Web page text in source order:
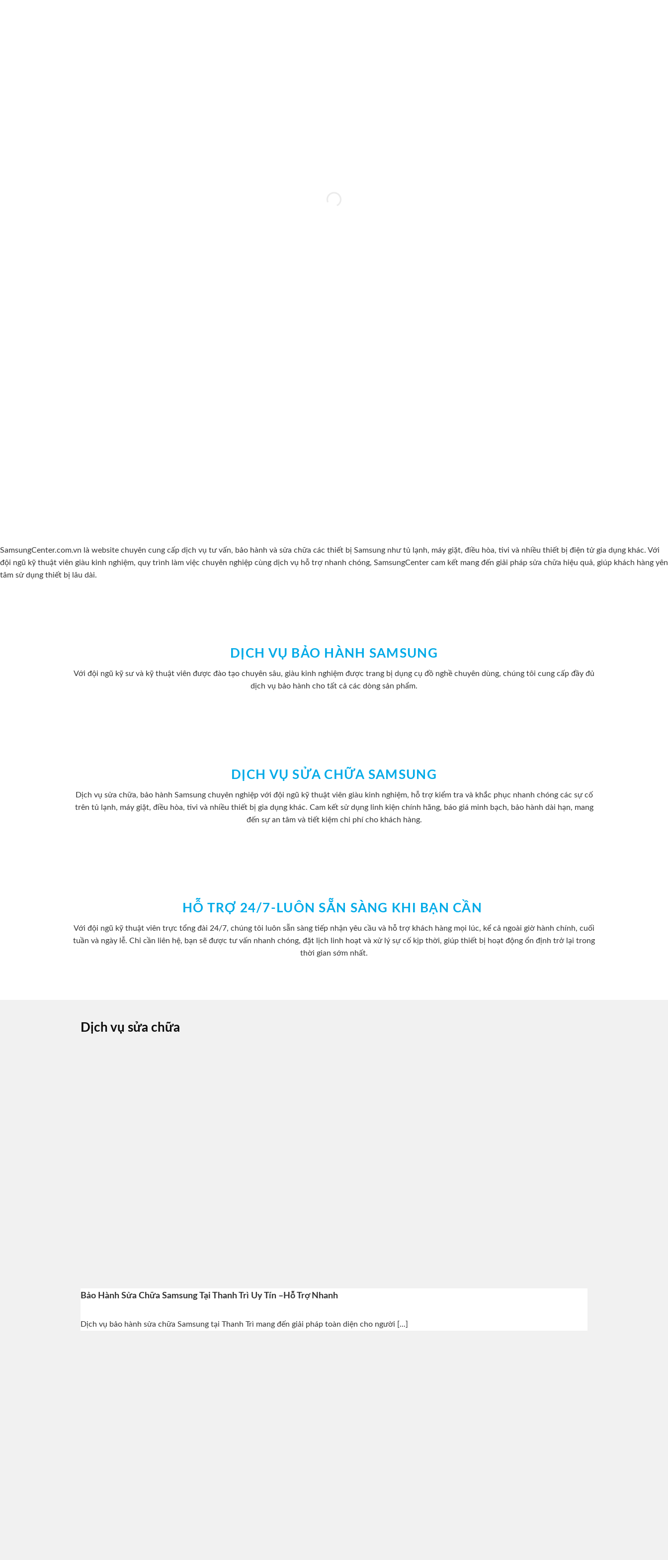
SamsungCenter.com.vn là website chuyên cung cấp dịch vụ tư vấn, bảo hành và sửa chữa các thiết bị Samsung như tủ lạnh, máy giặt, điều hòa, tivi và nhiều thiết bị điện tử gia dụng khác. Với
đội ngũ kỹ thuật viên giàu kinh nghiệm, quy trình làm việc chuyên nghiệp cùng dịch vụ hỗ trợ nhanh chóng, SamsungCenter cam kết mang đến giải pháp sửa chữa hiệu quả, giúp khách hàng yên
tâm sử dụng thiết bị lâu dài.
DỊCH VỤ BẢO HÀNH SAMSUNG
Với đội ngũ kỹ sư và kỹ thuật viên được đào tạo chuyên sâu, giàu kinh nghiệm được trang bị dụng cụ đồ nghề chuyên dùng, chúng tôi cung cấp đầy đủ
dịch vụ bảo hành cho tất cả các dòng sản phẩm.
DỊCH VỤ SỬA CHỮA SAMSUNG
Dịch vụ sửa chữa, bảo hành Samsung chuyên nghiệp với đội ngũ kỹ thuật viên giàu kinh nghiệm, hỗ trợ kiểm tra và khắc phục nhanh chóng các sự cố
trên tủ lạnh, máy giặt, điều hòa, tivi và nhiều thiết bị gia dụng khác. Cam kết sử dụng linh kiện chính hãng, báo giá minh bạch, bảo hành dài hạn, mang
đến sự an tâm và tiết kiệm chi phí cho khách hàng.
HỖ TRỢ 24/7-LUÔN SẴN SÀNG KHI BẠN CẦN
Với đội ngũ kỹ thuật viên trực tổng đài 24/7, chúng tôi luôn sẵn sàng tiếp nhận yêu cầu và hỗ trợ khách hàng mọi lúc, kể cả ngoài giờ hành chính, cuối
tuần và ngày lễ. Chỉ cần liên hệ, bạn sẽ được tư vấn nhanh chóng, đặt lịch linh hoạt và xử lý sự cố kịp thời, giúp thiết bị hoạt động ổn định trở lại trong
thời gian sớm nhất.
Dịch vụ sửa chữa
Bảo Hành Sửa Chữa Samsung Tại Thanh Trì Uy Tín –Hỗ Trợ Nhanh
Dịch vụ bảo hành sửa chữa Samsung tại Thanh Trì mang đến giải pháp toàn diện cho người [...]